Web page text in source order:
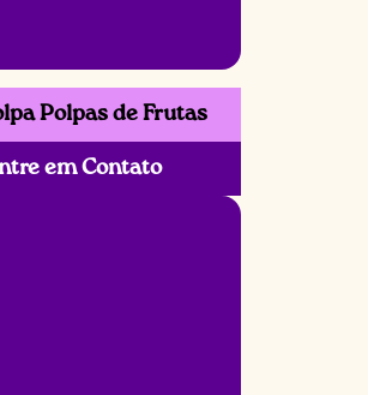
Polpas de Frutas
em Contato